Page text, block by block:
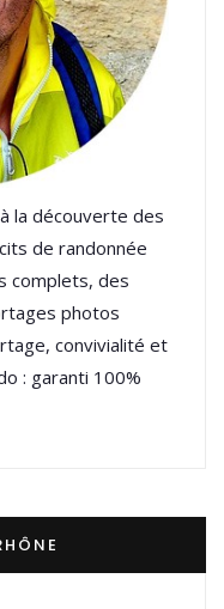
la découverte des
de randonnée
complets, des
photos
convivialité et
: garanti 100%